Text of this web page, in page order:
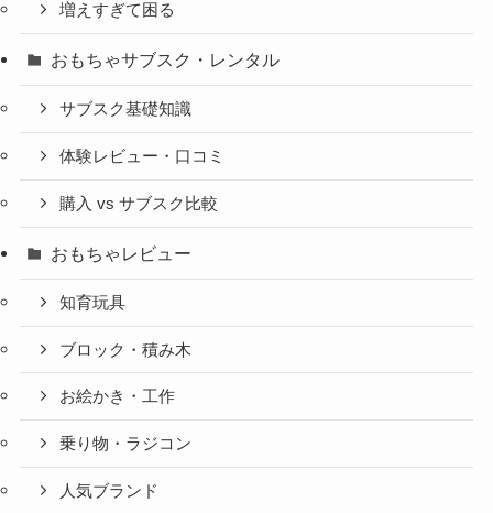
増えすぎて困る
おもちゃサブスク・レンタル
サブスク基礎知識
体験レビュー・口コミ
購入 vs サブスク比較
おもちゃレビュー
知育玩具
ブロック・積み木
お絵かき・工作
乗り物・ラジコン
人気ブランド